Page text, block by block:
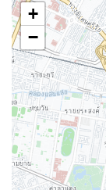
Spa
Hammam
Sauna
Gimnasio
Piscina
Piscina
Piscina infantil
+
−